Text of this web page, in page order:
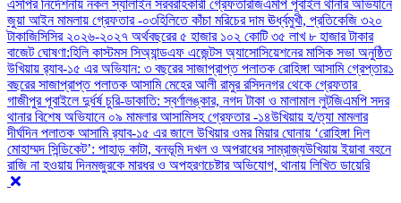
এসপির নির্দেশনায় নকল স্যালাইন সরবরাহকারী গ্রেফতারজিএমপি পূবাইল থানার অভিযানে
জুয়া আইন মামলায় গ্রেফতার -০৩হিলিতে কাঁচা মরিচের দাম ঊর্ধ্বমুখী, প্রতিকেজি ৩২০
টাকাজিসিসির ২০২৬-২০২৭ অর্থবছরের ৫ হাজার ১০২ কোটি ৩৫ লাখ ৮ হাজার টাকার
বাজেট ঘোষণা:হিলি কাস্টমস সিঅ্যান্ডএফ এজেন্টস অ্যাসোসিয়েশনের মাসিক সভা অনুষ্ঠিত
উখিয়ায় র‍্যাব-১৫ এর অভিযান: ৩ বছরের সাজাপ্রাপ্ত পলাতক রোহিঙ্গা আসামি গ্রেপ্তার১
বছরের সাজাপ্রাপ্ত পলাতক আসামি মেহের আলী রামুর রসিদনগর থেকে গ্রেফতার ‎
গাজীপুর পূবাইলে দুর্ধর্ষ চুরি-ডাকাতি: স্বর্ণালঙ্কার, নগদ টাকা ও মালামাল লুটজিএমপি সদর
থানার বিশেষ অভিযানে ০৯ মামলার আসামিসহ গ্রেফতার -১৪উখিয়ায় হ/ত্যা মামলার
দীর্ঘদিন পলাতক আসামি র‌্যাব-১৫ এর জালে ‎‎উখিয়ার ওমর মিয়ার ঘোনায় ‘রোহিঙ্গা দিল
মোহাম্মদ সিন্ডিকেট’: পাহাড় কাটা, বনভূমি দখল ও অপরাধের সাম্রাজ্যউখিয়ায় ইয়াবা বহনে
রাজি না হওয়ায় দিনমজুরকে মারধর ও অপহরণচেষ্টার অভিযোগ, থানায় লিখিত ডায়েরি